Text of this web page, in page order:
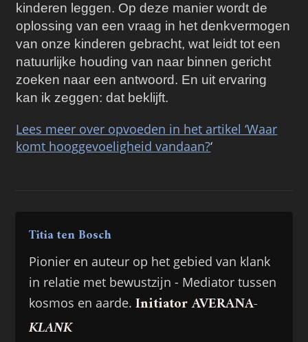
kinderen leggen. Op deze manier wordt de
oplossing van een vraag in het denkvermogen
van onze kinderen gebracht, wat leidt tot een
natuurlijke houding van naar binnen gericht
zoeken naar een antwoord. En uit ervaring
kan ik zeggen: dat beklijft.
Lees meer over opvoeden in het artikel ‘Waar
komt hooggevoeligheid vandaan?‘
Titia ten Bosch
Pionier en auteur op het gebied van klank
in relatie met bewustzijn - Mediator tussen
kosmos en aarde.Initiator AVERANA-
KLANK